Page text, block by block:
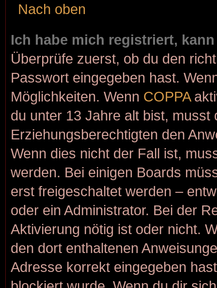
Nach oben
Ich habe mich registriert,
Überprüfe zuerst, ob du den
Passwort eingegeben hast.
Möglichkeiten. Wenn COPPA
du unter 13 Jahre alt bist,
Erziehungsberechtigten den
Wenn dies nicht der Fall ist,
werden. Bei einigen Boards
erst freigeschaltet werden –
oder ein Administrator. Bei der
Aktivierung nötig ist oder nicht.
den dort enthaltenen
Adresse korrekt eingegeben